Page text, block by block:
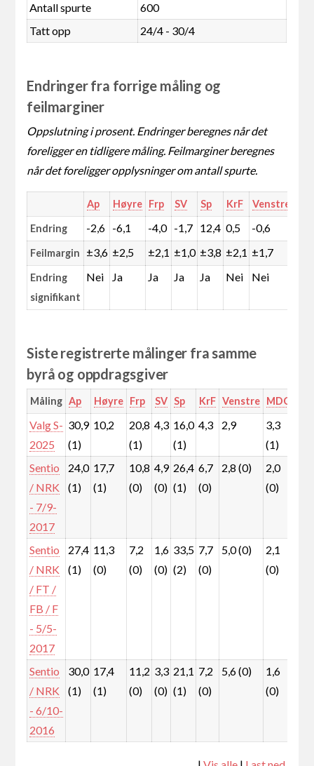
Antall spurte
600
Tatt opp
24/4 - 30/4
Endringer fra forrige måling og
feilmarginer
Oppslutning i prosent. Endringer beregnes når det
foreligger en tidligere måling. Feilmarginer beregnes
når det foreligger opplysninger om antall spurte.
Ap Høyre Frp SV Sp KrF Venstre
Endring -2,6 -6,1 -4,0 -1,7 12,4 0,5 -0,6
Feilmargin ±3,6 ±2,5 ±2,1 ±1,0 ±3,8 ±2,1 ±1,7
Endring
signifikant
Nei Ja Ja Ja Ja Nei Nei
Siste registrerte målinger fra samme
byrå og oppdragsgiver
Måling Ap Høyre Frp SV Sp KrF Venstre MDG
Valg S-
2025
30,9
(1)
10,2
20,8
(1)
4,3 16,0
(1)
4,3 2,9
3,3
(1)
Sentio
/ NRK
- 7/9-
2017
24,0
(1)
17,7
(1)
10,8
(0)
4,9
(0)
26,4
(1)
6,7
(0)
2,8 (0)
2,0
(0)
Sentio
/ NRK
/ FT /
FB / F
- 5/5-
2017
27,4
(1)
11,3
(0)
7,2
(0)
1,6
(0)
33,5
(2)
7,7
(0)
5,0 (0)
2,1
(0)
Sentio
/ NRK
- 6/10-
2016
30,0
(1)
17,4
(1)
11,2
(0)
3,3
(0)
21,1
(1)
7,2
(0)
5,6 (0)
1,6
(0)